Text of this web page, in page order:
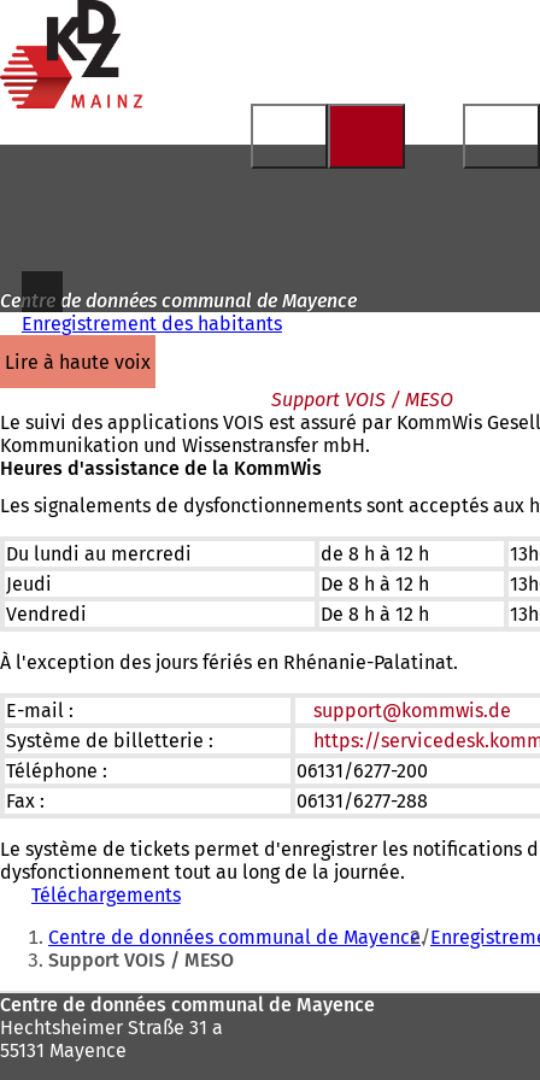
Accéder au contenu
page
d'accueil
Centre de données communal de Mayence
Enregistrement des habitants
lire à haute voix
Support VOIS / MESO
Le suivi des applications VOIS est assuré par KommWis
Kommunikation und Wissenstransfer mbH.
Heures d'assistance de la KommWis
Les signalements de dysfonctionnements sont acceptés aux
Du lundi au mercredi de 8 h à 12 h
Jeudi
De 8 h à 12 h
Vendredi
De 8 h à 12 h
À l'exception des jours fériés en Rhénanie-Palatinat.
E-mail : support kommwis de
Système de billetterie :
https://
Téléphone :
06131/6277-200
Fax :
06131/6277-288
Le système de tickets permet d'enregistrer les notifications
dysfonctionnement tout au long de la journée.
Téléchargements(
'
o
u
v
r
Vous
êtes
ici
:
Centre de données communal de Mayence
Support VOIS / MESO
Pied
de
Centre de données communal de Mayence
Hechtsheimer Straße 31 a
55131 Mayence